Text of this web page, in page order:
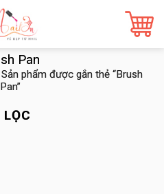
Pan
Sản phẩm được gắn thẻ “Brush
Pan”
LỌC